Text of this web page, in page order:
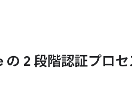
2 段階認証プロセ